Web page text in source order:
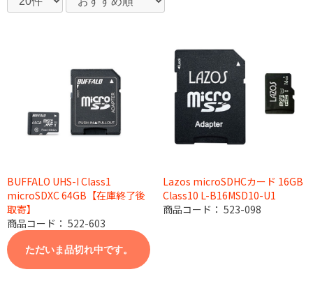
BUFFALO UHS-I Class1
microSDXC 64GB【在庫終了後
取寄】
商品コード： 522-603
ただいま品切れ中です。
Lazos microSDHCカード 16GB
Class10 L-B16MSD10-U1
商品コード： 523-098